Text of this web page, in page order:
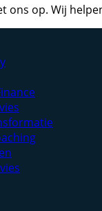
ons op. Wij